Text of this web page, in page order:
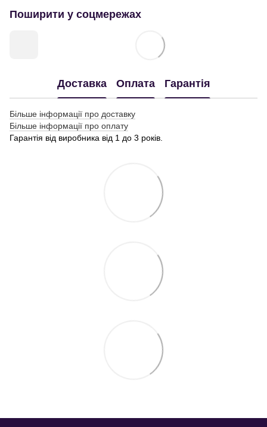
Поширити у соцмережах
Доставка Оплата Гарантія
Більше інформації про доставку
Більше інформації про оплату
Гарантія від виробника від 1 до 3 років.